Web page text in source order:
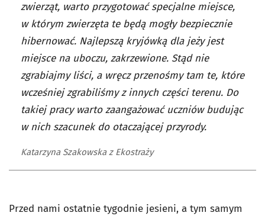
zwierząt, warto przygotować specjalne miejsce,
w którym zwierzęta te będą mogły bezpiecznie
hibernować. Najlepszą kryjówką dla jeży jest
miejsce na uboczu, zakrzewione. Stąd nie
zgrabiajmy liści, a wręcz przenośmy tam te, które
wcześniej zgrabiliśmy z innych części terenu. Do
takiej pracy warto zaangażować uczniów budując
w nich szacunek do otaczającej przyrody.
Katarzyna Szakowska z Ekostraży
Przed nami ostatnie tygodnie jesieni, a tym samym